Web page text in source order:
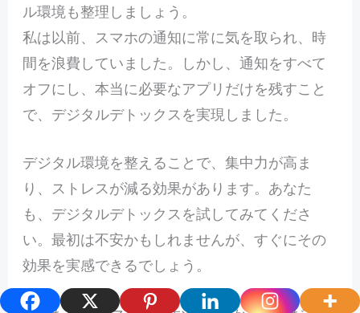
ル環境も整理しましょう。
私は以前、スマホの通知に常に気を取られ、時
間を浪費していました。しかし、通知をすべて
オフにし、本当に必要なアプリだけを残すこと
で、デジタルデトックスを実現しました。
デジタル環境を整えることで、集中力が高ま
り、ストレスが減る効果があります。あなた
も、デジタルデトックスを試してみてくださ
い。最初は不安かもしれませんが、すぐにその
効果を実感できるでしょう。